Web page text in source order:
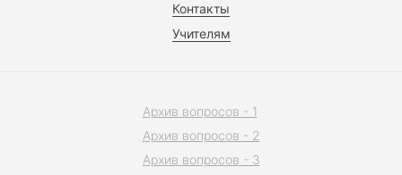
Контакты
Учителям
Архив вопросов - 1
Архив вопросов - 2
Архив вопросов - 3